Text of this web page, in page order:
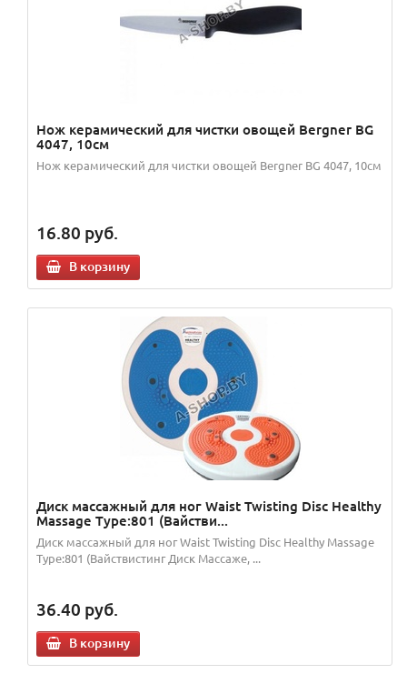
Нож керамический для чистки овощей Bergner BG
4047, 10см
Нож керамический для чистки овощей Bergner BG 4047, 10см
16.80 руб.
В корзину
Диск массажный для ног Waist Twisting Disc Healthy
Massage Type:801 (Вайстви...
Диск массажный для ног Waist Twisting Disc Healthy Massage
Type:801 (Вайствистинг Диск Массаже, ...
36.40 руб.
В корзину